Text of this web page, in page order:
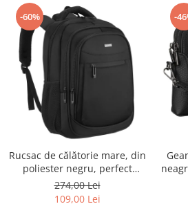
-60%
Rucsac de călătorie mare, din
poliester negru, perfect
pentru bagajul de mână -
Rovicky PTR-R-BHX-05-1020
274,00 Lei
109,00 Lei
-